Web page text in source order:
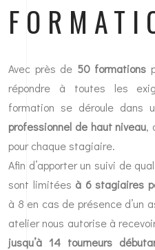
Avec près de 50 formations
répondre à toutes les
formation se déroule dans
professionnel de haut niveau,
pour chaque stagiaire.
Afin d’apporter un suivi de
sont limitées à 6 stagiaires
à 8 en cas de présence
atelier nous autorise à
jusqu’à 14 tourneurs